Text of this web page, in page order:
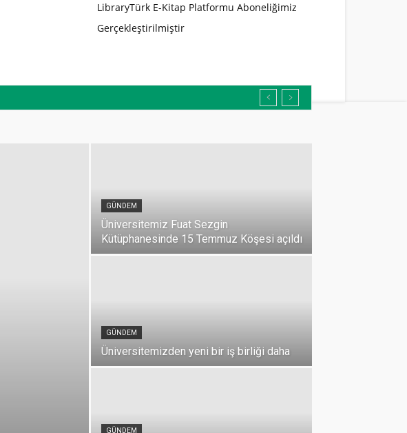
LibraryTürk E-Kitap Platformu Aboneliğimiz
Gerçekleştirilmiştir
GÜNDEM
Üniversitemiz Fuat Sezgin
Kütüphanesinde 15 Temmuz Köşesi açıldı
GÜNDEM
Üniversitemizden yeni bir iş birliği daha
GÜNDEM